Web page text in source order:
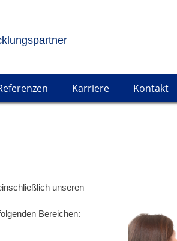
Karriere Kontakt
unseren
Bereichen: